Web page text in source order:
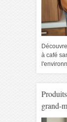
à café
grand-